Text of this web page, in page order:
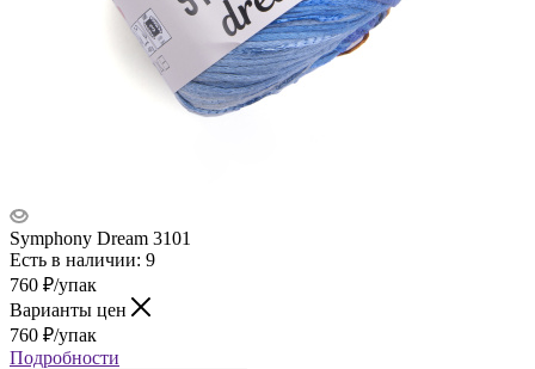
Symphony Dream 3101
Есть в наличии: 9
760 ₽/упак
Варианты цен
760 ₽/упак
Подробности